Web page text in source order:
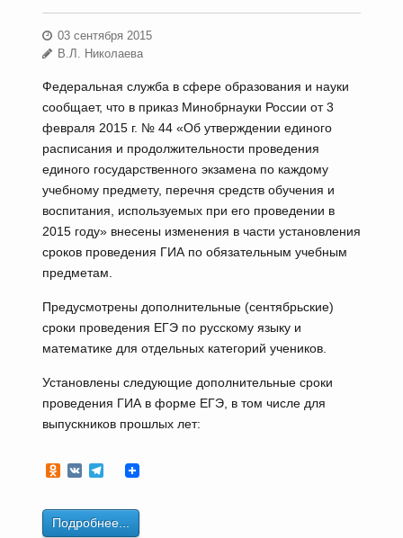
03 сентября 2015
В.Л. Николаева
Федеральная служба в сфере образования и науки
сообщает, что в приказ Минобрнауки России от 3
февраля 2015 г. № 44 «Об утверждении единого
расписания и продолжительности проведения
единого государственного экзамена по каждому
учебному предмету, перечня средств обучения и
воспитания, используемых при его проведении в
2015 году» внесены изменения в части установления
сроков проведения ГИА по обязательным учебным
предметам.
Предусмотрены дополнительные (сентябрьские)
сроки проведения ЕГЭ по русскому языку и
математике для отдельных категорий учеников.
Установлены следующие дополнительные сроки
проведения ГИА в форме ЕГЭ, в том числе для
выпускников прошлых лет:
Odnoklassniki
VKTelegram
Подробнее...